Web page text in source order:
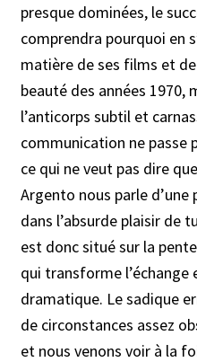
presque dominées, le
comprendra pourquoi en
matière de ses films et
beauté des années 1970,
l’anticorps subtil et
communication ne passe
ce qui ne veut pas dire
Argento nous parle d’une
dans l’absurde plaisir de
est donc situé sur la
qui transforme l’échange
dramatique. Le sadique
de circonstances assez
et nous venons voir à la